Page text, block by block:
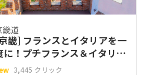
畿道
畿] フランスとイタリアを一
に！プチフランス＆イタリア
割引入場チケット
3,445 クリック